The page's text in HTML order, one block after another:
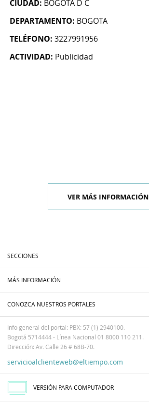
CIUDAD: BOGOTA D C
DEPARTAMENTO: BOGOTA
TELÉFONO: 3227991956
ACTIVIDAD: Publicidad
VER MÁS INFORMACIÓN
SECCIONES
MÁS INFORMACIÓN
CONOZCA NUESTROS PORTALES
Info general del portal: PBX: 57 (1) 2940100.
Bogotá 5714444 - Línea Nacional 01 8000 110 211.
Dirección: Av. Calle 26 # 68B-70.
servicioalclienteweb@eltiempo.com
VERSIÓN PARA COMPUTADOR